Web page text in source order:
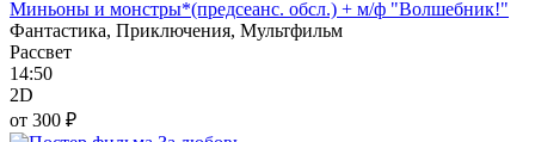
Миньоны и монстры*(предсеанс. обсл.) + м/ф "Волшебник!"
Фантастика, Приключения, Мультфильм
Рассвет
14:50
2D
от 300 ₽